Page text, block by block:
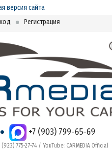
версия сайта
Регистрация
+7 (903) 799-65-69
775-27-74 / YouTube: CARMEDIA Official